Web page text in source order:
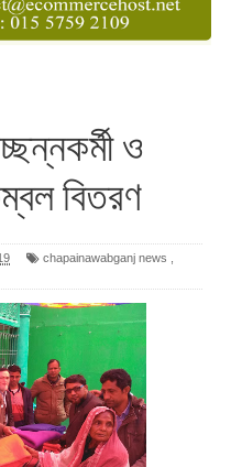
ও
বিতরণ
chapainawabganj news